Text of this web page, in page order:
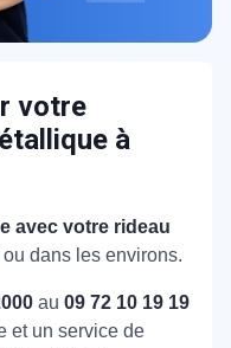
votre
à
avec votre rideau
ou dans les environs.
au 09 72 10 19 19
et un service de